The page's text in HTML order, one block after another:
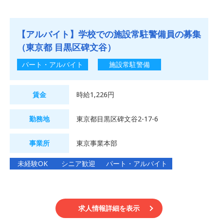
【アルバイト】学校での施設常駐警備員の募集
（東京都 目黒区碑文谷）
パート・アルバイト 施設常駐警備
未経験OK シニア歓迎 パート・アルバイト
賃金 時給1,226円
勤務地 東京都目黒区碑文谷2-17-6
事業所 東京事業本部
求人情報詳細を表示